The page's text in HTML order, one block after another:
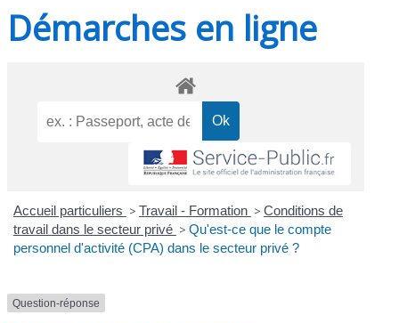
Démarches en ligne
Accueil particuliers > Travail - Formation > Conditions de
travail dans le secteur privé > Qu'est-ce que le compte
personnel d'activité (CPA) dans le secteur privé ?
Question-réponse